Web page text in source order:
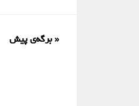
« برگه‌ی پیش